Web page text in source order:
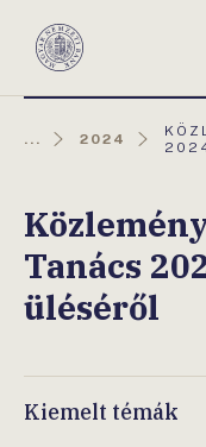
Magyar
... 2024
Tanács
üléséről
Kiemelt témák